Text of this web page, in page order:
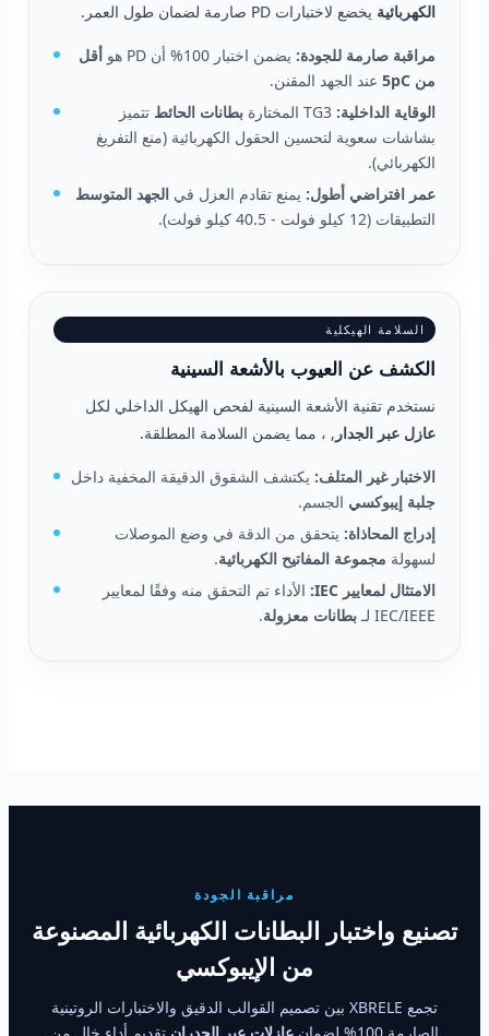
الكهربائية يخضع لاختبارات PD صارمة لضمان طول العمر.
مراقبة صارمة للجودة: يضمن اختبار 100% أن PD هو
أقل
من 5pC
عند الجهد المقنن.
الوقاية الداخلية:
بطانات الحائط تتميز
بشاشات سعوية لتحسين الحقول الكهربائية (منع التفريغ
الكهربائي).
عمر افتراضي أطول: يمنع تقادم العزل في الجهد المتوسط
التطبيقات (12 كيلو فولت - 40.5 كيلو فولت).
السلامة الهيكلية
الكشف عن العيوب بالأشعة السينية
نستخدم تقنية الأشعة السينية لفحص الهيكل الداخلي لكل
عازل عبر الجدار , ، مما يضمن السلامة المطلقة.
الاختبار غير المتلف: يكتشف الشقوق الدقيقة المخفية داخل
جلبة إيبوكسي الجسم.
إدراج المحاذاة: يتحقق من الدقة في وضع الموصلات
لسهولة مجموعة المفاتيح الكهربائية.
الامتثال لمعايير IEC:
الأداء تم التحقق منه وفقًا لمعايير
IEC/IEEE لـ
بطانات معزولة.
مراقبة الجودة
تصنيع واختبار البطانات الكهربائية المصنوعة
من الإيبوكسي
تجمع XBRELE بين تصميم القوالب الدقيق والاختبارات الروتينية